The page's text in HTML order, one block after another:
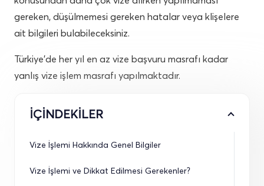
gereken, düşülmemesi gereken hatalar veya klişelere
ait bilgileri bulabileceksiniz.
Türkiye’de her yıl en az vize başvuru masrafı kadar
yanlış vize işlem masrafı yapılmaktadır.
İÇİNDEKİLER
Vize İşlemi Hakkında Genel Bilgiler
Vize İşlemi ve Dikkat Edilmesi Gerekenler?